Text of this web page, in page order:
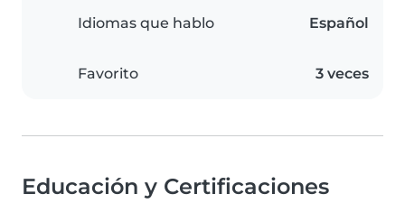
Idiomas que hablo Español
Favorito 3 veces
Educación y Certificaciones